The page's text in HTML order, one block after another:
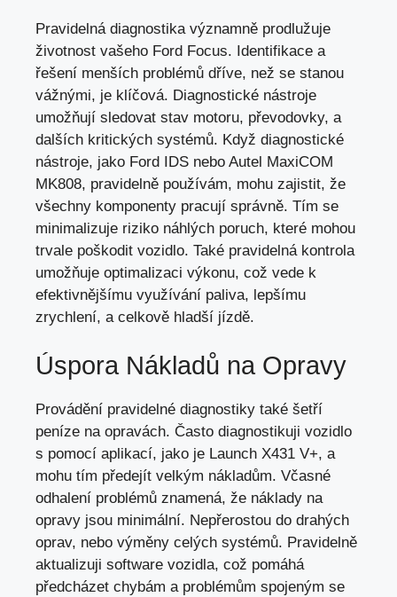
Pravidelná diagnostika významně prodlužuje
životnost vašeho Ford Focus. Identifikace a
řešení menších problémů dříve, než se stanou
vážnými, je klíčová. Diagnostické nástroje
umožňují sledovat stav motoru, převodovky, a
dalších kritických systémů. Když diagnostické
nástroje, jako Ford IDS nebo Autel MaxiCOM
MK808, pravidelně používám, mohu zajistit, že
všechny komponenty pracují správně. Tím se
minimalizuje riziko náhlých poruch, které mohou
trvale poškodit vozidlo. Také pravidelná kontrola
umožňuje optimalizaci výkonu, což vede k
efektivnějšímu využívání paliva, lepšímu
zrychlení, a celkově hladší jízdě.
Úspora Nákladů na Opravy
Provádění pravidelné diagnostiky také šetří
peníze na opravách. Často diagnostikuji vozidlo
s pomocí aplikací, jako je Launch X431 V+, a
mohu tím předejít velkým nákladům. Včasné
odhalení problémů znamená, že náklady na
opravy jsou minimální. Nepřerostou do drahých
oprav, nebo výměny celých systémů. Pravidelně
aktualizuji software vozidla, což pomáhá
předcházet chybám a problémům spojeným se